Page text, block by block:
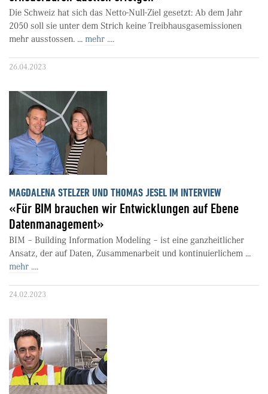
Die Schweiz hat sich das Netto-Null-Ziel gesetzt: Ab dem Jahr
2050 soll sie unter dem Strich keine Treibhausgasemissionen
mehr ausstossen. ... mehr ....
26.04.2023
MAGDALENA STELZER UND THOMAS JESEL IM INTERVIEW
«Für BIM brauchen wir Entwicklungen auf Ebene
Datenmanagement»
BIM – Building Information Modeling – ist eine ganzheitlicher
Ansatz, der auf Daten, Zusammenarbeit und kontinuierlichem ...
mehr ....
24.02.2023